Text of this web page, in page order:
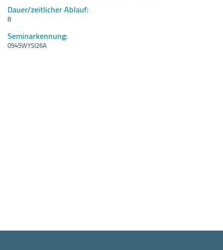
Dauer/zeitlicher Ablauf:
8
Seminarkennung:
0945WYSI26A